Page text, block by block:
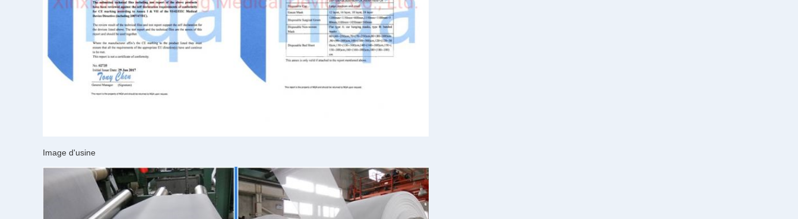
Image d'usine